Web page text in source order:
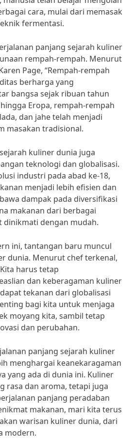
cara, mulai dari memasak
fermentasi.
panjang sejarah kuliner
rempah-rempah. Menurut
Page, “Rempah-rempah
berharga yang
bangsa sejak ribuan tahun
Eropa, rempah-rempah
dan jahe telah menjadi
masakan tradisional.
kuliner dunia juga
teknologi dan globalisasi.
industri pada abad ke-18,
menjadi lebih efisien dan
dampak pada diversifikasi
makanan dari berbagai
dinikmati dengan mudah.
ini, tantangan baru muncul
dunia. Menurut chef terkenal,
harus tetap
dan keberagaman kuliner
tekanan dari globalisasi
bagi kita untuk menjaga
moyang kita, sambil tetap
dan perubahan.
panjang sejarah kuliner
menghargai keanekaragaman
yang ada di dunia ini. Kuliner
rasa dan aroma, tetapi juga
panjang peradaban
makanan, mari kita terus
warisan kuliner dunia, dari
modern.